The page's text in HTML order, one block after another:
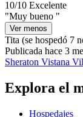
10/10 Excelente
"Muy bueno "
Ver menos
Tita (se hospedó 7
Publicada hace 3
Sheraton Vistana
Explora el
Hospedajes